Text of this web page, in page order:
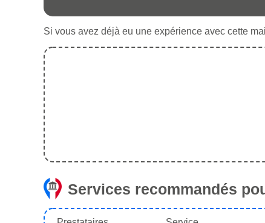
Si vous avez déjà eu une expérience avec cette
Services recommandés